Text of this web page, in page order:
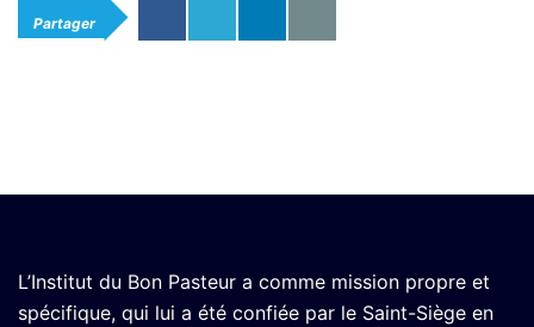
Partager
L’Institut du Bon Pasteur a comme mission propre et
spécifique, qui lui a été confiée par le Saint-Siège en